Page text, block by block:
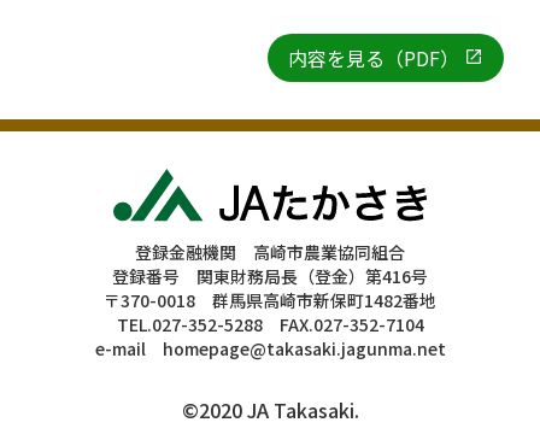
内容を見る（PDF）
登録金融機関 高崎市農業協同組合
登録番号 関東財務局長（登金）第416号
〒370-0018 群馬県高崎市新保町1482番地
TEL.027-352-5288 FAX.027-352-7104
e-mail homepage@takasaki.jagunma.net
©2020 JA Takasaki.